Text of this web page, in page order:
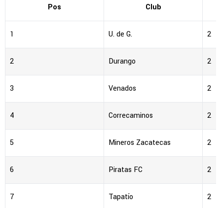
Pos Club
1 U. de G. 2
2 Durango 2
3 Venados 2
4 Correcaminos 2
5 Mineros Zacatecas 2
6 Piratas FC 2
7 Tapatío 2